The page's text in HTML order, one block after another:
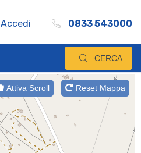
Accedi 0833 543000
CERCA
Attiva Scroll Reset Mappa